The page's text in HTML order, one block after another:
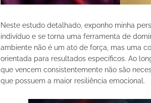
Neste estudo detalhado, exponho minha
indivíduo e se torna uma ferramenta de
ambiente não é um ato de força, mas uma
orientada para resultados específicos. Ao
que vencem consistentemente não são
que possuem a maior resiliência emocional.